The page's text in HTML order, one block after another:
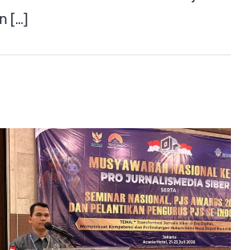
[…]